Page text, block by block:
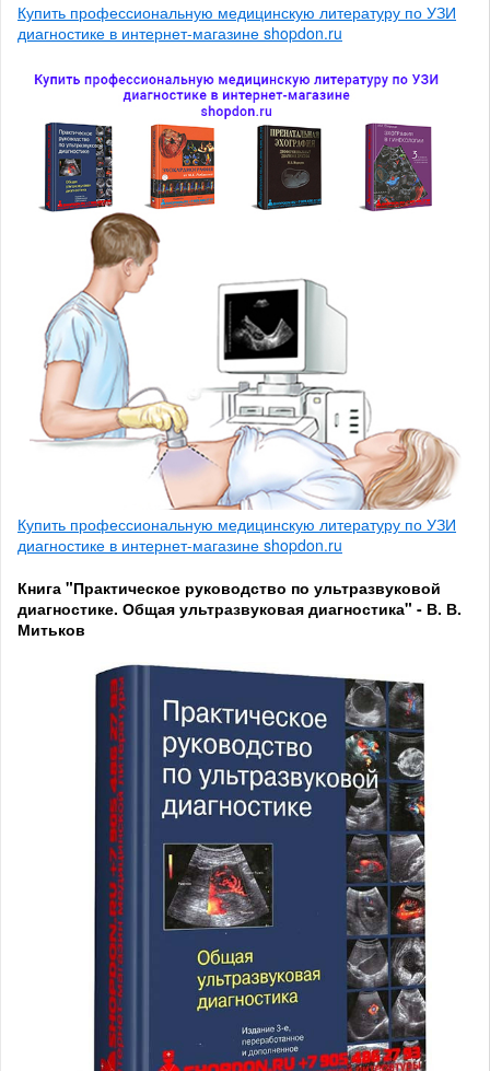
Купить профессиональную медицинскую литературу по УЗИ
диагностике в интернет-магазине shopdon.ru
Купить профессиональную медицинскую литературу по УЗИ
диагностике в интернет-магазине shopdon.ru
Книга "Практическое руководство по ультразвуковой
диагностике. Общая ультразвуковая диагностика" - В. В.
Митьков